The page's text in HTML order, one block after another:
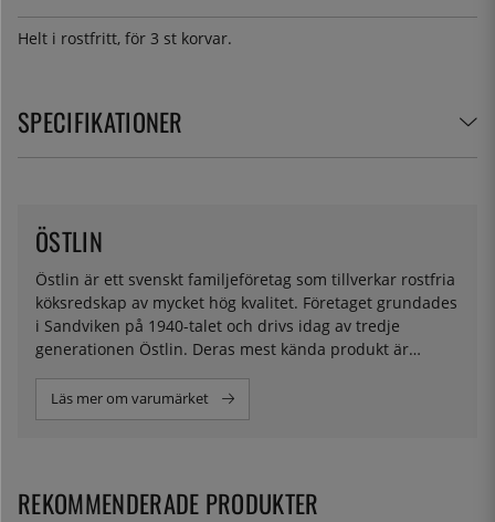
Helt i rostfritt, för 3 st korvar.
SPECIFIKATIONER
Östlin är ett svenskt familjeföretag som tillverkar rostfria
köksredskap av mycket hög kvalitet. Företaget grundades
i Sandviken på 1940-talet och drivs idag av tredje
generationen Östlin. Deras mest kända produkt är
ÖSTLIN
Läs mer om varumärket
REKOMMENDERADE PRODUKTER